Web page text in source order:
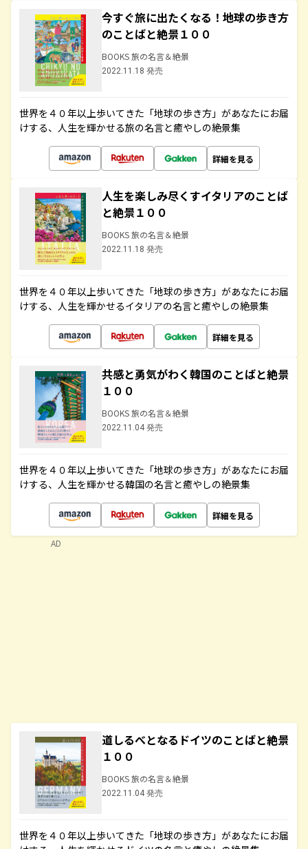
今すぐ旅に出たくなる！地球の歩き方
のことばと絶景１００
BOOKS 旅の名言＆絶景
2022.11.18 発売
世界を４０年以上歩いてきた「地球の歩き方」があなたにお届
けする、人生を輝かせる旅の名言と癒やしの絶景集
詳細を見る
人生を楽しみ尽くすイタリアのことば
と絶景１００
BOOKS 旅の名言＆絶景
2022.11.18 発売
世界を４０年以上歩いてきた「地球の歩き方」があなたにお届
けする、人生を輝かせるイタリアの名言と癒やしの絶景集
詳細を見る
共感と勇気がわく韓国のことばと絶景
１００
BOOKS 旅の名言＆絶景
2022.11.04 発売
世界を４０年以上歩いてきた「地球の歩き方」があなたにお届
けする、人生を輝かせる韓国の名言と癒やしの絶景集
詳細を見る
道しるべとなるドイツのことばと絶景
１００
BOOKS 旅の名言＆絶景
2022.11.04 発売
世界を４０年以上歩いてきた「地球の歩き方」があなたにお届
AD